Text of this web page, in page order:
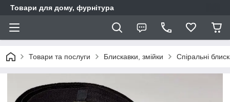
Товари для дому, фурнітура
Товари та послуги Блискавки, змійки Спіральні